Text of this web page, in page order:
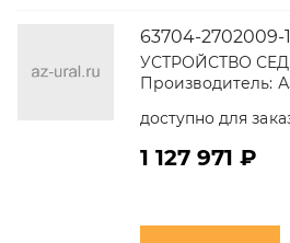
63704-2702009-
УСТРОЙСТВО
Производитель:
доступно для
1 127 971 ₽